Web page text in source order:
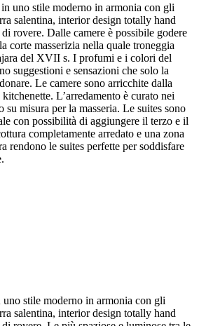
uno stile moderno in armonia con gli
salentina, interior design totally hand
rovere. Dalle camere è possibile godere
corte masserizia nella quale troneggia
del XVII s. I profumi e i colori del
suggestioni e sensazioni che solo la
Le camere sono arricchite dalla
L’arredamento è curato nei
misura per la masseria. Le suites sono
con possibilità di aggiungere il terzo e il
completamente arredato e una zona
rendono le suites perfette per soddisfare
uno stile moderno in armonia con gli
salentina, interior design totally hand